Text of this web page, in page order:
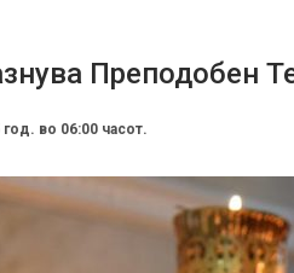
Преподобен
год. во 06:00 часот.